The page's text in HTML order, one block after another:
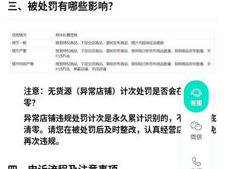
三、被处罚有哪些影响？
注意：无货源（异常店铺）计次处罚是否会在年底清
零？
异常店铺违规处罚计次是永久累计识别的，不会在年底
清零。请您在被处罚后及时整改，认真经营店铺，避免
再次违规。